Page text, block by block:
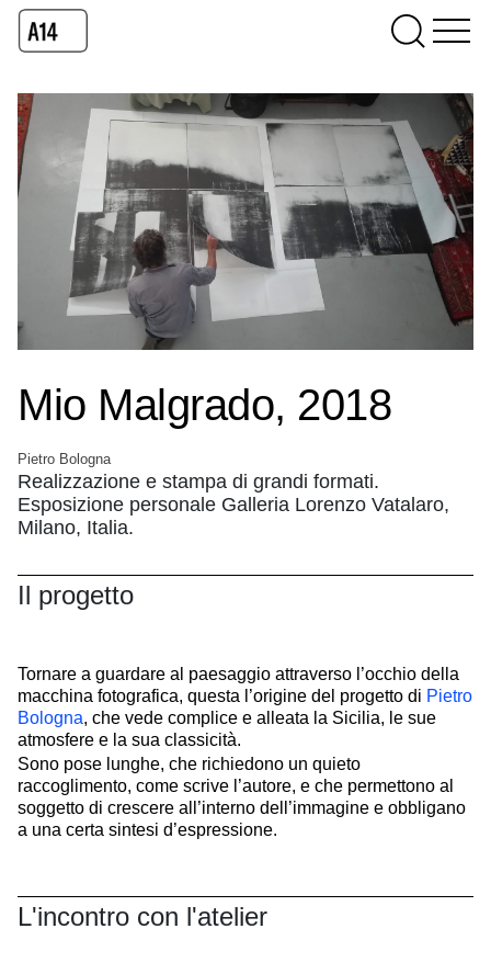
Mio Malgrado, 2018
Pietro Bologna
Realizzazione e stampa di grandi formati.
Esposizione personale Galleria Lorenzo Vatalaro,
Milano, Italia.
Il progetto
Tornare a guardare al paesaggio attraverso l’occhio della
macchina fotografica, questa l’origine del progetto di Pietro
Bologna, che vede complice e alleata la Sicilia, le sue
atmosfere e la sua classicità.
Sono pose lunghe, che richiedono un quieto
raccoglimento, come scrive l’autore, e che permettono al
soggetto di crescere all’interno dell’immagine e obbligano
a una certa sintesi d’espressione.
L'incontro con l'atelier